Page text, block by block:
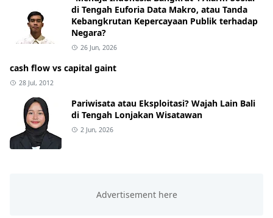
di Tengah Euforia Data Makro, atau Tanda
Kebangkrutan Kepercayaan Publik terhadap
Negara?
26 Jun, 2026
cash flow vs capital gaint
28 Jul, 2012
Pariwisata atau Eksploitasi? Wajah Lain Bali
di Tengah Lonjakan Wisatawan
2 Jun, 2026